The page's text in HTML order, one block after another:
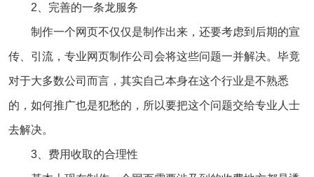
2、完善的一条龙服务
制作一个网页不仅仅是制作出来，还要考虑到后期的宣
传、引流，专业网页制作公司会将这些问题一并解决。毕竟
对于大多数公司而言，其实自己本身在这个行业是不熟悉
的，如何推广也是犯愁的，所以要把这个问题交给专业人士
去解决。
3、费用收取的合理性